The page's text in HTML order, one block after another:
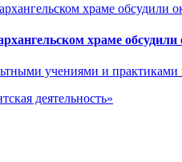
храме обсудили
учениями и
деятельность»